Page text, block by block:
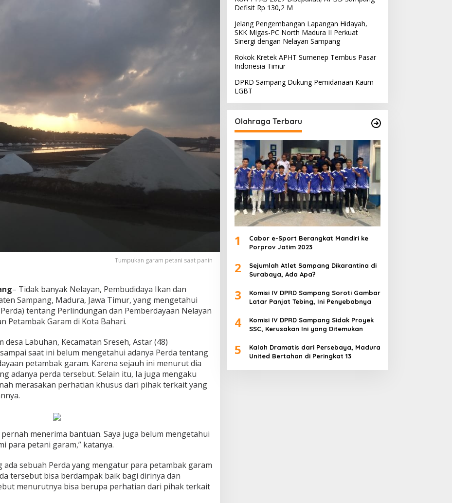
Tumpukan garam petani saat panin
– Tidak banyak Nelayan, Pembudidaya Ikan dan
Sampang, Madura, Jawa Timur, yang mengetahui
tentang Perlindungan dan Pemberdayaan Nelayan
Petambak Garam di Kota Bahari.
desa Labuhan, Kecamatan Sreseh, Astar (48)
saat ini belum mengetahui adanya Perda tentang
petambak garam. Karena sejauh ini menurut dia
adanya perda tersebut. Selain itu, Ia juga mengaku
merasakan perhatian khusus dari pihak terkait yang
menerima bantuan. Saya juga belum mengetahui
para petani garam,” katanya.
ada sebuah Perda yang mengatur para petambak garam
tersebut bisa berdampak baik bagi dirinya dan
menurutnya bisa berupa perhatian dari pihak terkait
Defisit Rp 130,2 M
Jelang Pengembangan Lapangan Hidayah,
SKK Migas-PC North Madura II Perkuat
Sinergi dengan Nelayan Sampang
Rokok Kretek APHT Sumenep Tembus Pasar
Indonesia Timur
DPRD Sampang Dukung Pemidanaan Kaum
LGBT
Olahraga Terbaru
1
Cabor e-Sport Berangkat Mandiri ke
Porprov Jatim 2023
2
Sejumlah Atlet Sampang Dikarantina di
Surabaya, Ada Apa?
3
Komisi IV DPRD Sampang Soroti Gambar
Latar Panjat Tebing, Ini Penyebabnya
4
Komisi IV DPRD Sampang Sidak Proyek
SSC, Kerusakan Ini yang Ditemukan
5
Kalah Dramatis dari Persebaya, Madura
United Bertahan di Peringkat 13